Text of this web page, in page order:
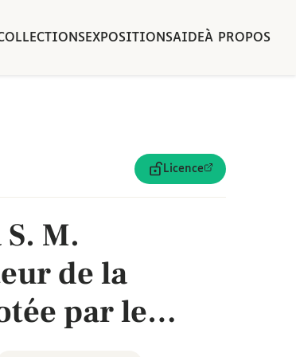
EXPOSITIONSAIDEÀ PROPOS
Licence
M.
de la
par le